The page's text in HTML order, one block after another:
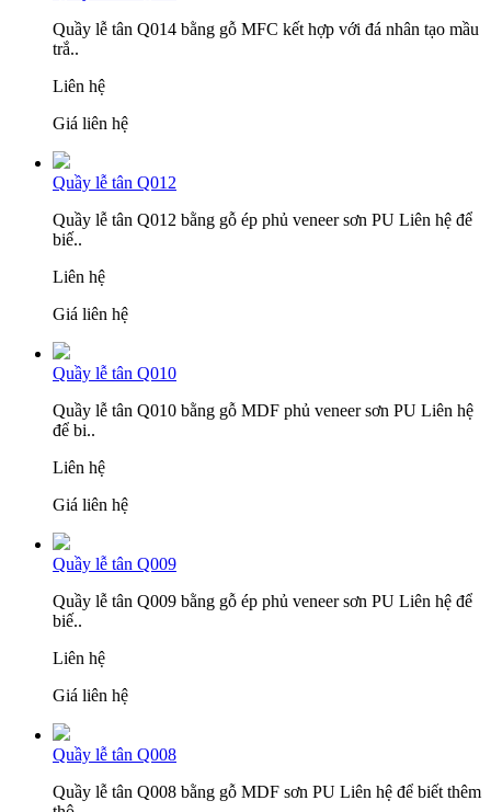
Quầy lễ tân Q014 bằng gỗ MFC kết hợp với đá nhân tạo mầu
trắ..
Liên hệ
Giá liên hệ
Quầy lễ tân Q012
Quầy lễ tân Q012 bằng gỗ ép phủ veneer sơn PU Liên hệ để
biế..
Liên hệ
Giá liên hệ
Quầy lễ tân Q010
Quầy lễ tân Q010 bằng gỗ MDF phủ veneer sơn PU Liên hệ
để bi..
Liên hệ
Giá liên hệ
Quầy lễ tân Q009
Quầy lễ tân Q009 bằng gỗ ép phủ veneer sơn PU Liên hệ để
biế..
Liên hệ
Giá liên hệ
Quầy lễ tân Q008
Quầy lễ tân Q008 bằng gỗ MDF sơn PU Liên hệ để biết thêm